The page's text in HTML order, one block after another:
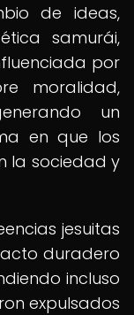
de ideas,
samurái,
por
moralidad,
un
en que los
la sociedad y
jesuitas
duradero
incluso
expulsados